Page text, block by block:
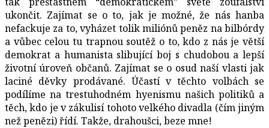
ukončit. Zajímat se o to, jak je možné, že nás hanba
nefackuje za to, vyházet tolik miliónů peněz na bilbórdy
a vůbec celou tu trapnou soutěž o to, kdo z nás je větší
demokrat a humanista slibující boj s chudobou a lepší
životní úroveň občanů. Zajímat se o osud naší vlasti jak
laciné děvky prodávané. Účastí v těchto volbách se
podílíme na trestuhodném hyenismu našich politiků a
těch, kdo je v zákulisí tohoto velkého divadla (čím jiným
než penězi) řídí. Takže, drahoušci, beze mne!